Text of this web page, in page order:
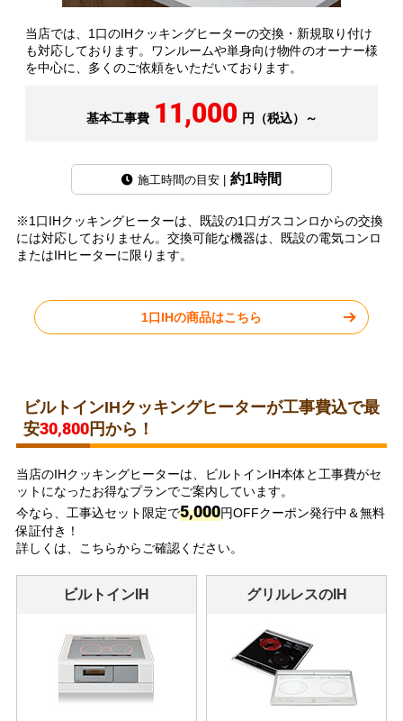
当店では、1口のIHクッキングヒーターの交換・新規取り付け
も対応しております。ワンルームや単身向け物件のオーナー様
を中心に、多くのご依頼をいただいております。
基本工事費 11,000 円（税込）～
施工時間の目安 | 約1時間
※1口IHクッキングヒーターは、既設の1口ガスコンロからの交換
には対応しておりません。交換可能な機器は、既設の電気コンロ
またはIHヒーターに限ります。
1口IHの商品はこちら
ビルトインIHクッキングヒーターが工事費込で最
安30,800円から！
当店のIHクッキングヒーターは、ビルトインIH本体と工事費がセ
ットになったお得なプランでご案内しています。
今なら、工事込セット限定で5,000円OFFクーポン発行中＆無料
保証付き！
詳しくは、こちらからご確認ください。
ビルトインIH グリルレスのIH